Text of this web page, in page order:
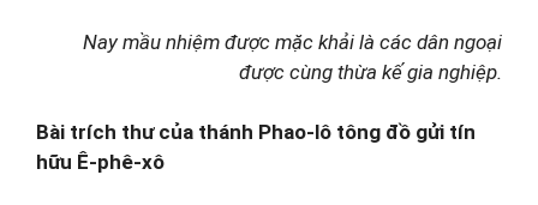
Nay mầu nhiệm được mặc khải là các dân ngoại
được cùng thừa kế gia nghiệp.
Bài trích thư của thánh Phao-lô tông đồ gửi tín
hữu Ê-phê-xô